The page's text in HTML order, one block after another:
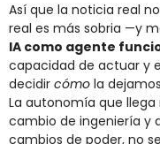
Así que la noticia real
real es más sobria —y
IA como agente
capacidad de actuar y
decidir cómo la
La autonomía que
cambio de ingeniería y
cambios de poder, no